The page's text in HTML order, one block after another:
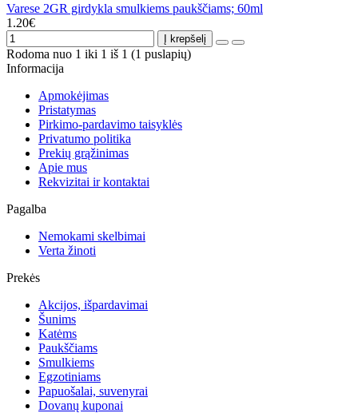
Varese 2GR girdykla smulkiems paukščiams; 60ml
1.20€
Į krepšelį
Rodoma nuo 1 iki 1 iš 1 (1 puslapių)
Informacija
Apmokėjimas
Pristatymas
Pirkimo-pardavimo taisyklės
Privatumo politika
Prekių grąžinimas
Apie mus
Rekvizitai ir kontaktai
Pagalba
Nemokami skelbimai
Verta žinoti
Prekės
Akcijos, išpardavimai
Šunims
Katėms
Paukščiams
Smulkiems
Egzotiniams
Papuošalai, suvenyrai
Dovanų kuponai